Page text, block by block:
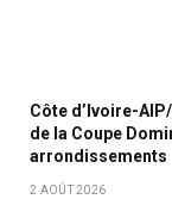
Côte d’Ivoire-
de la Coupe
arrondissements
2 AOÛT 2026